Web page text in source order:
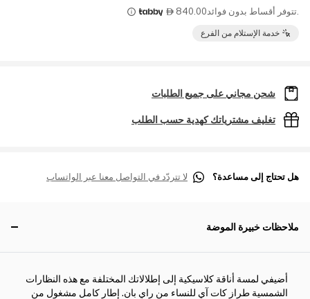
.تتوفر أقساط بدون فوائد840.00

خدمة الإستلام من الفرع
شحن مجاني على جميع الطلبات
تغليف مشترياتك كهدية حسب الطلب
هل تحتاج إلى مساعدة؟ لا تتردّد في التواصل معنا عبر الواتساب
ملاحظات خبيرة الموضة
أضيفي لمسة أناقة كلاسيكية إلى إطلالاتك المختلفة مع هذه النظارات
الشمسية طراز كات آي للنساء من راي بان. إطار كامل مشغول من